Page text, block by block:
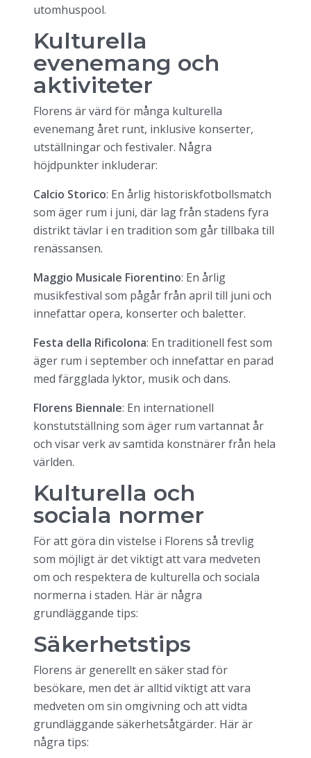
utomhuspool.
Kulturella
evenemang och
aktiviteter
Florens är värd för många kulturella
evenemang året runt, inklusive konserter,
utställningar och festivaler. Några
höjdpunkter inkluderar:
Calcio Storico: En årlig historiskfotbollsmatch
som äger rum i juni, där lag från stadens fyra
distrikt tävlar i en tradition som går tillbaka till
renässansen.
Maggio Musicale Fiorentino: En årlig
musikfestival som pågår från april till juni och
innefattar opera, konserter och baletter.
Festa della Rificolona: En traditionell fest som
äger rum i september och innefattar en parad
med färgglada lyktor, musik och dans.
Florens Biennale: En internationell
konstutställning som äger rum vartannat år
och visar verk av samtida konstnärer från hela
världen.
Kulturella och
sociala normer
För att göra din vistelse i Florens så trevlig
som möjligt är det viktigt att vara medveten
om och respektera de kulturella och sociala
normerna i staden. Här är några
grundläggande tips:
Säkerhetstips
Florens är generellt en säker stad för
besökare, men det är alltid viktigt att vara
medveten om sin omgivning och att vidta
grundläggande säkerhetsåtgärder. Här är
några tips: